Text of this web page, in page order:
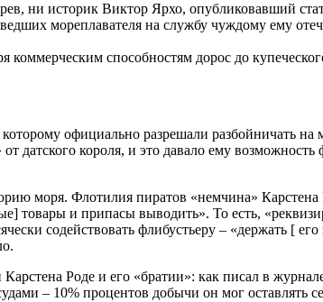
ни историк Виктор Ярхо, опубликовавший
мореплавателя на службу чуждому ему
способностям дорос до
официально разрешали разбойничать на
короля, и это давало ему возможность
моря. Флотилия пиратов «немчина» Карстена
товары и припасы выводить». То есть,
содействовать флибустьеру – «держать [
Роде и его «братии»: как писал в
– 10% процентов добычи он мог оставлять